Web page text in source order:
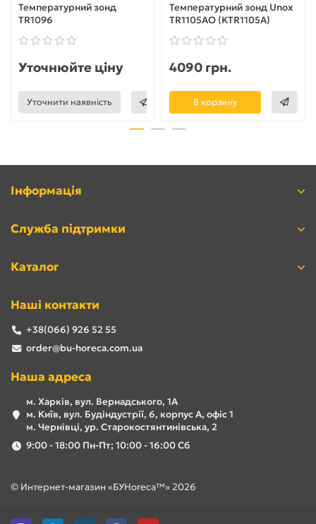
Температурний зонд
TR1096
Уточнюйте ціну
Уточнити наявність
Температурний зонд Unox
TR1105AO (KTR1105A)
4090 грн.
В корзину
Інформація
Служба підтримки
Каталог
Наші контакти
+38(066) 926 52 55
order@bu-horeca.com.ua
Наша адреса
м. Харків, вул. Вернадського, 1А
м. Київ, вул. Будіндустрії, 6, корпус А, офіс 1
м. Чернівці, ур. Старокостянтинівська, 2
9:00 - 18:00 Пн-Пт; 10:00 - 16:00 Сб
© Интернет-магазин «БУHoreca™» 2026